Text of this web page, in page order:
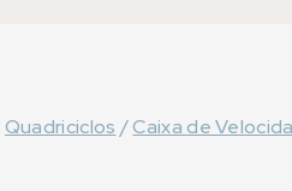
Quadriciclos /Caixa de